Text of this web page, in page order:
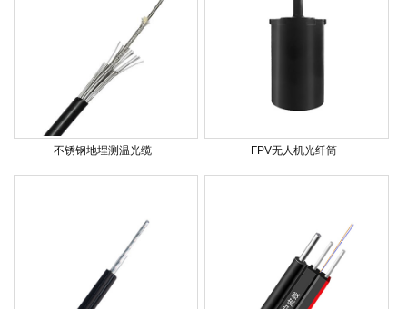
不锈钢地埋测温光缆 FPV无人机光纤筒